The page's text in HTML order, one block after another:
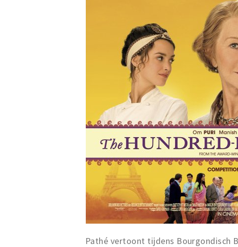
Pathé vertoont tijdens Bourgondisch